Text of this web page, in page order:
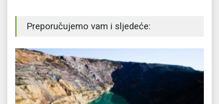
Preporučujemo vam i sljedeće: